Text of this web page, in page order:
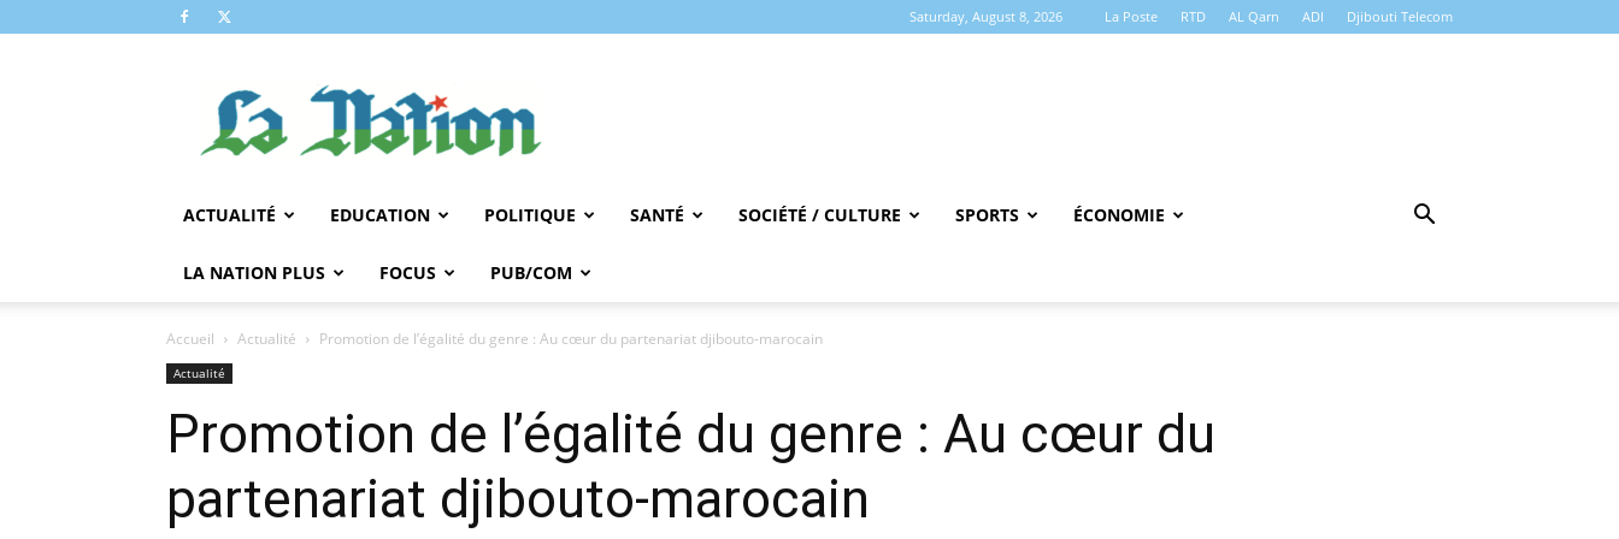
Saturday, August 8, 2026 La Poste RTD AL Qarn ADI Djibouti Telecom
NATION
ACTUALITÉ EDUCATION POLITIQUE SANTÉ SOCIÉTÉ / CULTURE SPORTS ÉCONOMIE
LA NATION PLUS FOCUS PUB/COM
Accueil Actualité Promotion de l’égalité du genre : Au cœur du partenariat djibouto-marocain
Actualité
Promotion de l’égalité du genre : Au cœur du
partenariat djibouto-marocain